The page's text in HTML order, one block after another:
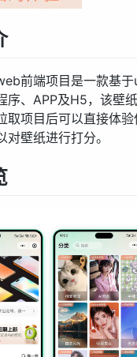
前端项目是一款基
序、APP及H5，该壁
取项目后可以直接体
对壁纸进行打分。